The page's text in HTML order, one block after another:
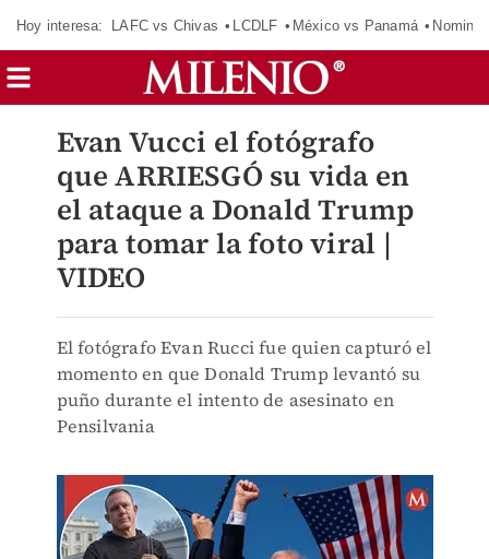
Hoy interesa: LAFC vs Chivas LCDLF México vs Panamá
Evan Vucci el fotógrafo
que ARRIESGÓ su vida en
el ataque a Donald Trump
para tomar la foto viral |
VIDEO
El fotógrafo Evan Rucci fue quien capturó el
momento en que Donald Trump levantó su
puño durante el intento de asesinato en
Pensilvania